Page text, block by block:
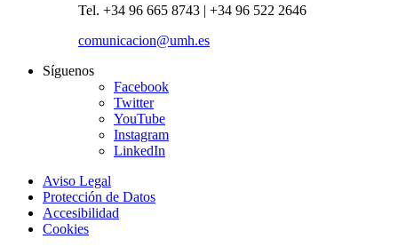
Tel. +34 96 665 8743 | +34 96 522 2646
comunicacion@umh.es
Síguenos
Facebook
Twitter
YouTube
Instagram
LinkedIn
Aviso Legal
Protección de Datos
Accesibilidad
Cookies